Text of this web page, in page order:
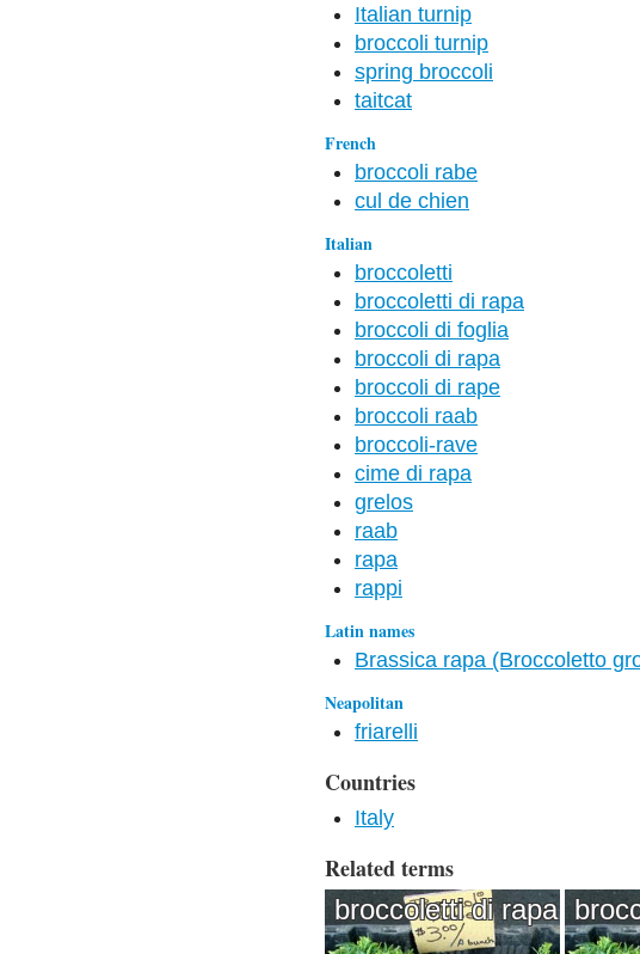
Italian turnip
broccoli turnip
spring broccoli
taitcat
French
broccoli rabe
cul de chien
Italian
broccoletti
broccoletti di rapa
broccoli di foglia
broccoli di rapa
broccoli di rape
broccoli raab
broccoli-rave
cime di rapa
grelos
raab
rapa
rappi
Latin names
Brassica rapa (Broccoletto
Neapolitan
friarelli
Countries
Italy
Related terms
broccoletti di rapa